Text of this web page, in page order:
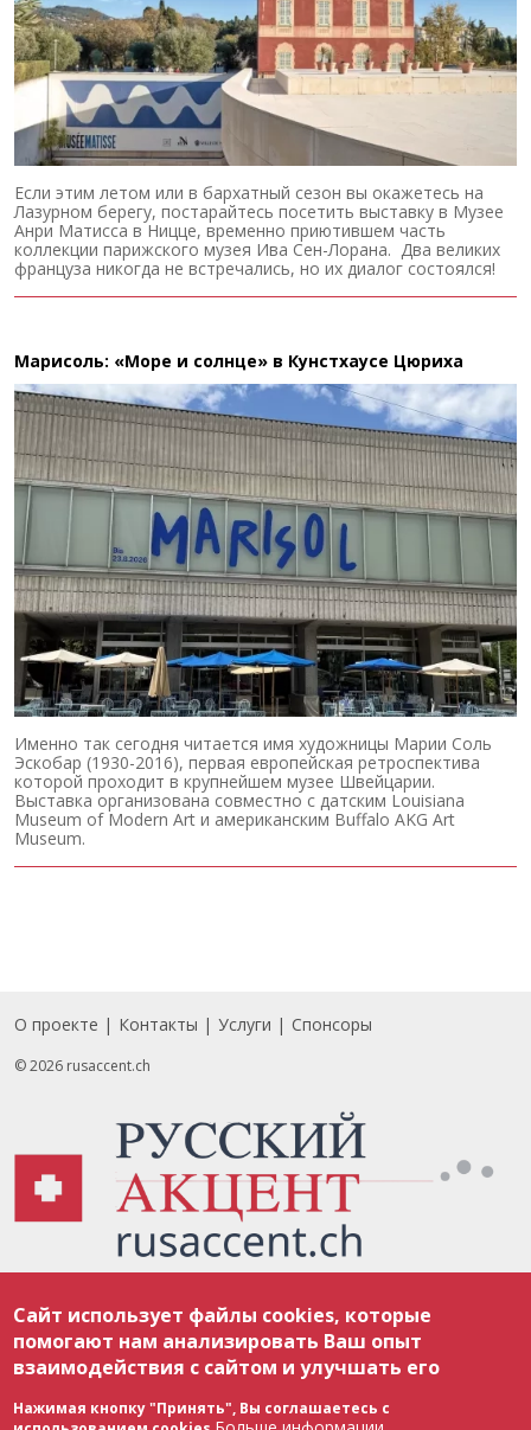
Если этим летом или в бархатный сезон вы окажетесь на
Лазурном берегу, постарайтесь посетить выставку в Музее
Анри Матисса в Ницце, временно приютившем часть
коллекции парижского музея Ива Сен-Лорана. Два великих
француза никогда не встречались, но их диалог состоялся!
Марисоль: «Море и солнце» в Кунстхаусе Цюриха
Именно так сегодня читается имя художницы Марии Соль
Эскобар (1930-2016), первая европейская ретроспектива
которой проходит в крупнейшем музее Швейцарии.
Выставка организована совместно с датским Louisiana
Museum of Modern Art и американским Buffalo AKG Art
Museum.
Footer
О проекте Контакты Услуги Спонсоры
© 2026 rusaccent.ch
соответствии с законодательством Швейцарии об авторском праве и
международными соглашениями. Полное или частичное использование
материалов возможно только с разрешения редакции. В случае полного
или частичного воспроизведения материалов сайта rusaccent.ch,
ОБЯЗАТЕЛЬНА АКТИВНАЯ ГИПЕРССЫЛКА на конкретный заимствованный
текст. Фотоизображения, размещенные редакцией rusaccent.ch, являются
ее исключительной собственностью. Полное или частичное
Сайт использует файлы cookies, которые
помогают нам анализировать Ваш опыт
взаимодействия с сайтом и улучшать его
Нажимая кнопку "Принять", Вы соглашаетесь с